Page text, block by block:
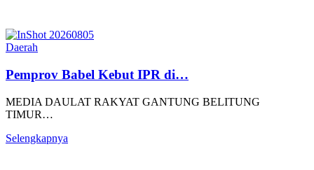
Daerah
Pemprov Babel Kebut IPR di…
MEDIA DAULAT RAKYAT GANTUNG BELITUNG
TIMUR…
Selengkapnya